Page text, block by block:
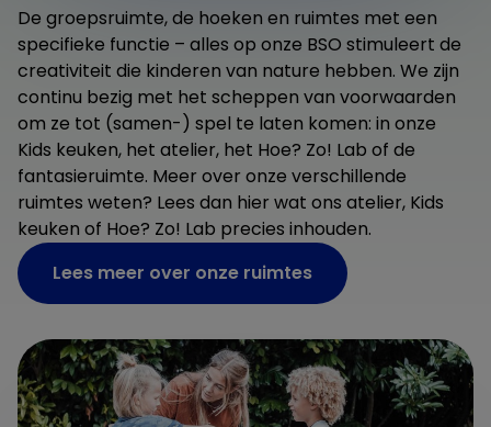
De groepsruimte, de hoeken en ruimtes met een
specifieke functie – alles op onze BSO stimuleert de
creativiteit die kinderen van nature hebben. We zijn
continu bezig met het scheppen van voorwaarden
om ze tot (samen-) spel te laten komen: in onze
Kids keuken, het atelier, het Hoe? Zo! Lab of de
fantasieruimte. Meer over onze verschillende
ruimtes weten? Lees dan hier wat ons atelier, Kids
keuken of Hoe? Zo! Lab precies inhouden.
Lees meer over onze ruimtes